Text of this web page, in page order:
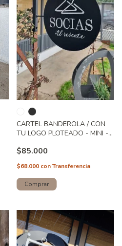
CARTEL BANDEROLA / CON
TU LOGO PLOTEADO - MINI -
$85.000
$68.000 conTransferencia
Comprar